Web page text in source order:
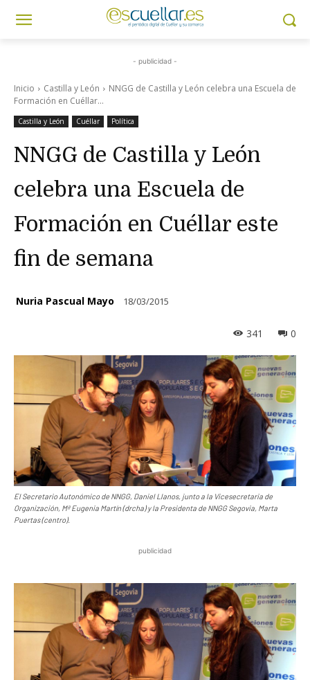
- publicidad -
Inicio Castilla y León
NNGG de Castilla y León celebra una Escuela de
Formación en Cuéllar...
Castilla y León Cuéllar Política
NNGG de Castilla y León
celebra una Escuela de
Formación en Cuéllar este
fin de semana
Nuria Pascual Mayo 18/03/2015
0
341
El Secretario Autonómico de NNGG, Daniel Llanos, junto a la Vicesecretaria de
Organización, Mª Eugenia Martín (drcha) y la Presidenta de NNGG Segovia, Marta
Puertas (centro).
publicidad